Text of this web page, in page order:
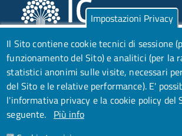
Impostazioni Privacy
Il Sito contiene cookie tecnici di sessione
funzionamento del Sito) e analitici (per la
statistici anonimi sulle visite, necessari
del Sito e le relative performance). E'
l'informativa privacy e la cookie policy del
seguente. Più info